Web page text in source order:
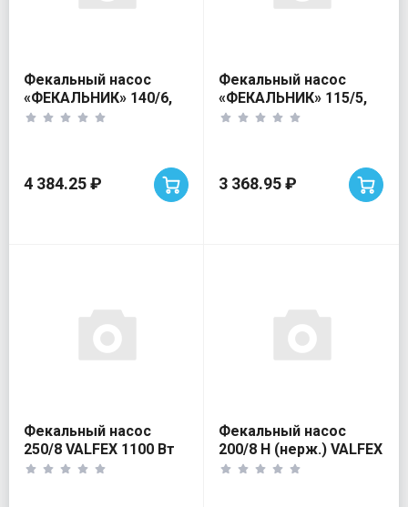
Фекальный насос
«ФЕКАЛЬНИК» 140/6,
Джилекс
4 384.25 ₽
Фекальный насос
«ФЕКАЛЬНИК» 115/5,
Джилекс
3 368.95 ₽
Фекальный насос
250/8 VALFEX 1100 Вт
Фекальный насос
200/8 Н (нерж.) VALFEX
750 Вт